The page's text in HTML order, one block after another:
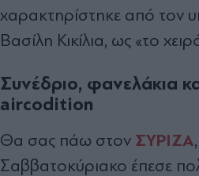
χαρακτηρίστηκε από τον
Βασίλη Κικίλια, ως «το
Συνέδριο, φανελάκια
aircodition
Θα σας πάω στον ΣΥΡΙΖΑ
Σαββατοκύριακο έπεσε